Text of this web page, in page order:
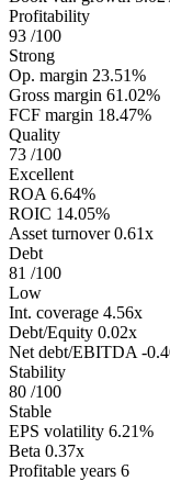
Profitability
93 /100
Strong
Op. margin 23.51%
Gross margin 61.02%
FCF margin 18.47%
Quality
73 /100
Excellent
ROA 6.64%
ROIC 14.05%
Asset turnover 0.61x
Debt
81 /100
Low
Int. coverage 4.56x
Debt/Equity 0.02x
Net debt/EBITDA -
Stability
80 /100
Stable
EPS volatility 6.21%
Beta 0.37x
Profitable years 6